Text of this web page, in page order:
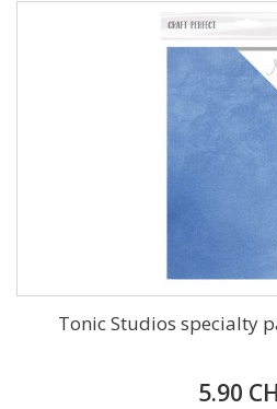
Tonic Studios specialty
5.90